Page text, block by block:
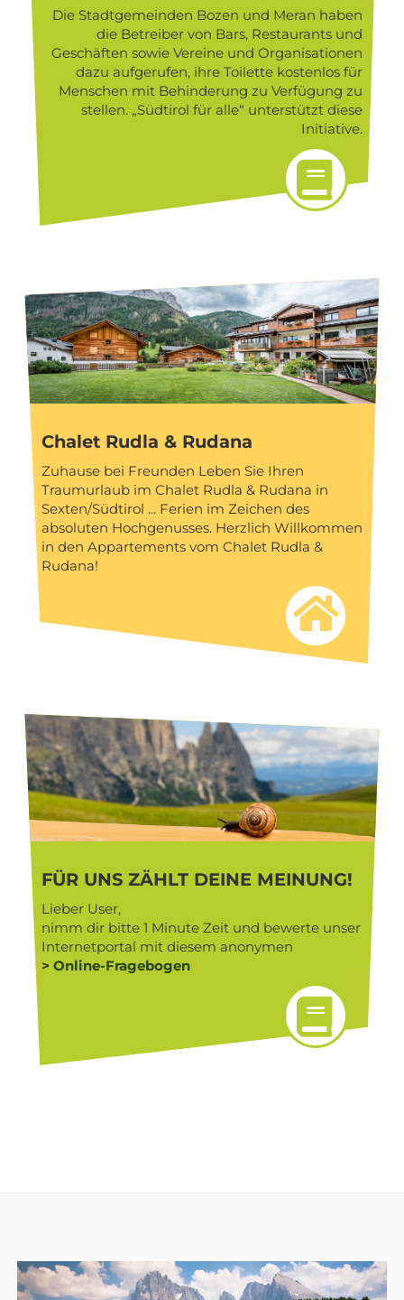
Die Stadtgemeinden Bozen und Meran haben
die Betreiber von Bars, Restaurants und
Geschäften sowie Vereine und Organisationen
dazu aufgerufen, ihre Toilette kostenlos für
Menschen mit Behinderung zu Verfügung zu
stellen. „Südtirol für alle“ unterstützt diese
Initiative.
Chalet Rudla & Rudana
Zuhause bei Freunden Leben Sie Ihren
Traumurlaub im Chalet Rudla & Rudana in
Sexten/Südtirol ... Ferien im Zeichen des
absoluten Hochgenusses. Herzlich Willkommen
in den Appartements vom Chalet Rudla &
Rudana!
FÜR UNS ZÄHLT DEINE MEINUNG!
Lieber User,
nimm dir bitte 1 Minute Zeit und bewerte unser
Internetportal mit diesem anonymen
> Online-Fragebogen